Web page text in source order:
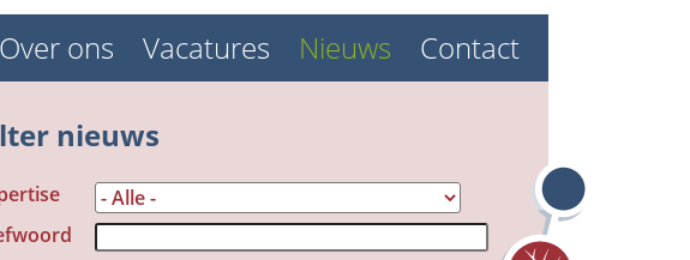
Contact
Nieuws
Vacatures
Over ons
nieuws